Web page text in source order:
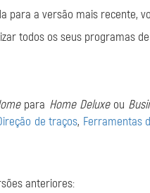
para a versão mais recente,
todos os seus programas
para Home Deluxeou
de traços, Ferramentas
anteriores: